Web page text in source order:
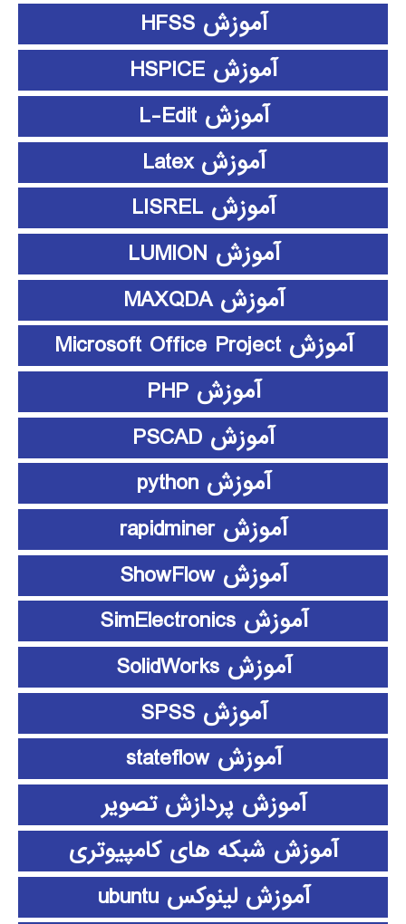
آموزش HFSS
آموزش HSPICE
آموزش L-Edit
آموزش Latex
آموزش LISREL
آموزش LUMION
آموزش MAXQDA
آموزش Microsoft Office Project
آموزش PHP
آموزش PSCAD
آموزش python
آموزش rapidminer
آموزش ShowFlow
آموزش SimElectronics
آموزش SolidWorks
آموزش SPSS
آموزش stateflow
آموزش پردازش تصویر
آموزش شبکه های کامپیوتری
آموزش لینوکس ubuntu